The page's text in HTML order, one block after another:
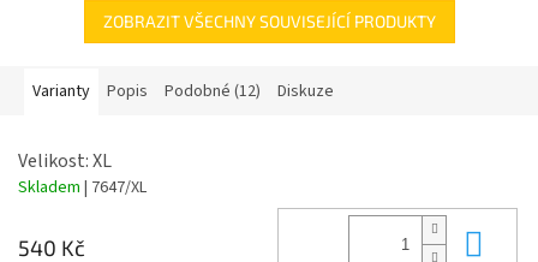
ZOBRAZIT VŠECHNY SOUVISEJÍCÍ PRODUKTY
Varianty Popis Podobné (12) Diskuze
Velikost: XL
Skladem | 7647/XL
540 Kč